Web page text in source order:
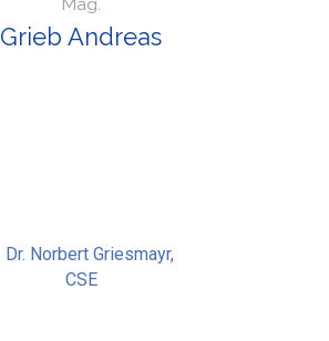
Grieb Andreas